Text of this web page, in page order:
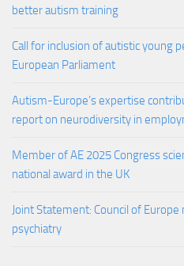
better autism training
Call for inclusion of autistic young
European Parliament
Autism-Europe’s expertise
report on neurodiversity in
Member of AE 2025 Congress
national award in the UK
Joint Statement: Council of
psychiatry